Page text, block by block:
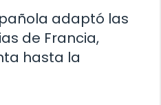
adaptó las
de Francia,
hasta la